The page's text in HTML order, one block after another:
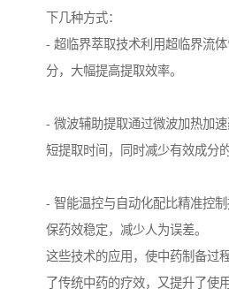
下几种方式：
- 超临界萃取技术利用超临界流
分，大幅提高提取效率。
- 微波辅助提取通过微波加热加
短提取时间，同时减少有效成分的
- 智能温控与自动化配比精准控
保药效稳定，减少人为误差。
这些技术的应用，使中药制备过
了传统中药的疗效，又提升了使